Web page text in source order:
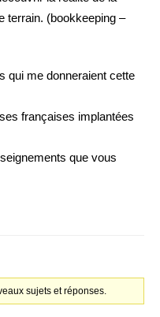
terrain. (bookkeeping –
qui me donneraient cette
françaises implantées
que vous
sujets et réponses.